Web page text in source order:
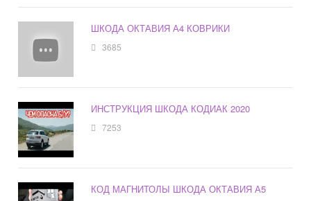
ШКОДА ОКТАВИЯ А4 КОВРИКИ
3685
ИНСТРУКЦИЯ ШКОДА КОДИАК 2020
7253
КОД МАГНИТОЛЫ ШКОДА ОКТАВИЯ А5